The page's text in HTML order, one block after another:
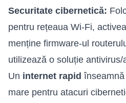
Securitate cibernetică:
pentru rețeaua Wi-Fi,
menține firmware-ul
utilizează o soluție
Un internet rapid
mare pentru atacuri